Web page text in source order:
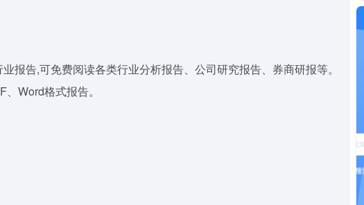
报告,可免费阅读各类行业分析报告、公司研究报告、券商研报等。
Word格式报告。